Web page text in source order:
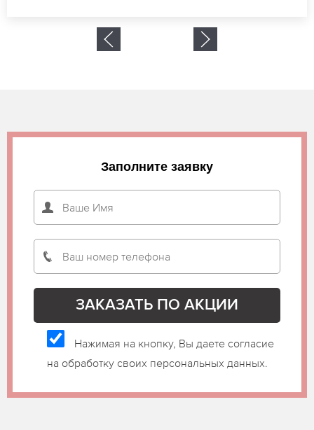
Заполните заявку
Нажимая на кнопку, Вы даете согласие
на обработку своих персональных данных.